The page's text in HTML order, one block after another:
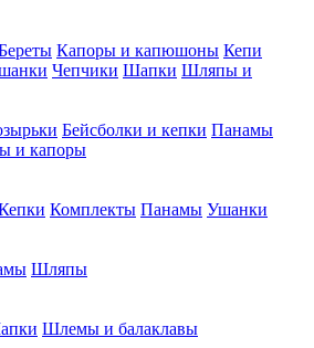
Капоры и капюшоны Кепи
Чепчики Шапки Шляпы и
Бейсболки и кепки Панамы
и капоры
Комплекты Панамы Ушанки
Шляпы
Шлемы и балаклавы